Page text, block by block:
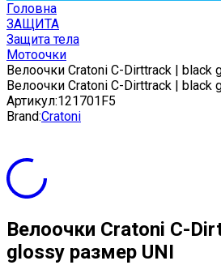
Головна
ЗАЩИТА
Защита тела
Мотоочки
Велоочки Cratoni C-Dirttrack | black
Велоочки Cratoni C-Dirttrack | black
Артикул:121701F5
Brand:Cratoni
Велоочки Cratoni C-
glossy размер UNI